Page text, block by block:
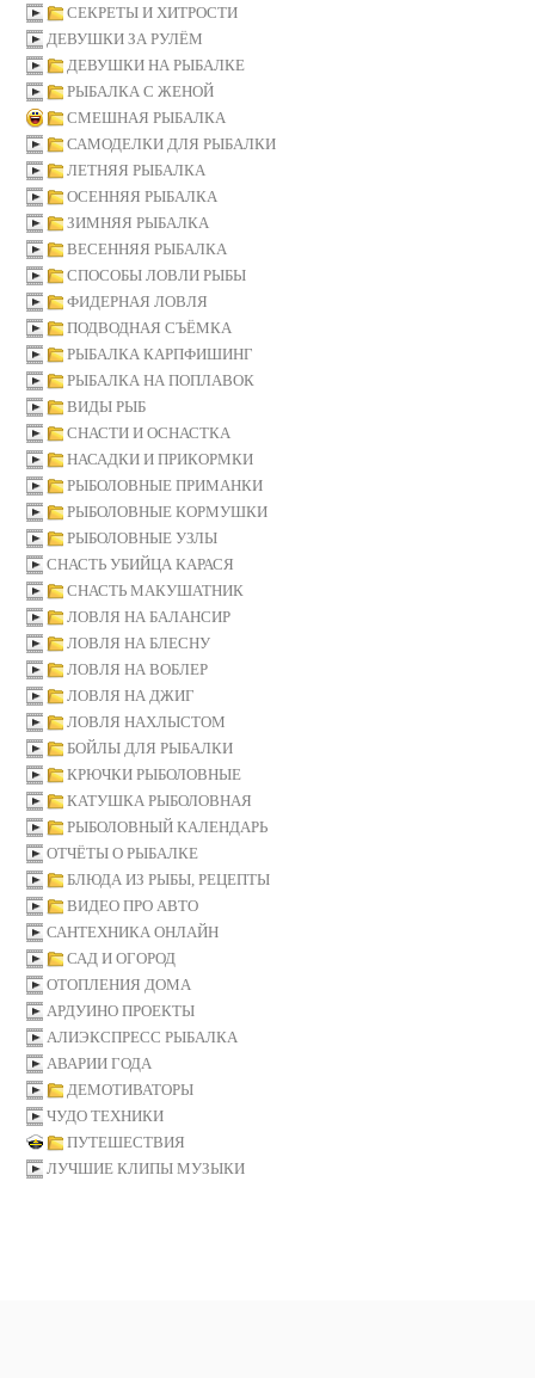
СЕКРЕТЫ И ХИТРОСТИ
ДЕВУШКИ ЗА РУЛЁМ
ДЕВУШКИ НА РЫБАЛКЕ
РЫБАЛКА С ЖЕНОЙ
СМЕШНАЯ РЫБАЛКА
САМОДЕЛКИ ДЛЯ РЫБАЛКИ
ЛЕТНЯЯ РЫБАЛКА
ОСЕННЯЯ РЫБАЛКА
ЗИМНЯЯ РЫБАЛКА
ВЕСЕННЯЯ РЫБАЛКА
СПОСОБЫ ЛОВЛИ РЫБЫ
ФИДЕРНАЯ ЛОВЛЯ
ПОДВОДНАЯ СЪЁМКА
РЫБАЛКА КАРПФИШИНГ
РЫБАЛКА НА ПОПЛАВОК
ВИДЫ РЫБ
СНАСТИ И ОСНАСТКА
НАСАДКИ И ПРИКОРМКИ
РЫБОЛОВНЫЕ ПРИМАНКИ
РЫБОЛОВНЫЕ КОРМУШКИ
РЫБОЛОВНЫЕ УЗЛЫ
СНАСТЬ УБИЙЦА КАРАСЯ
СНАСТЬ МАКУШАТНИК
ЛОВЛЯ НА БАЛАНСИР
ЛОВЛЯ НА БЛЕСНУ
ЛОВЛЯ НА ВОБЛЕР
ЛОВЛЯ НА ДЖИГ
ЛОВЛЯ НАХЛЫСТОМ
БОЙЛЫ ДЛЯ РЫБАЛКИ
КРЮЧКИ РЫБОЛОВНЫЕ
КАТУШКА РЫБОЛОВНАЯ
РЫБОЛОВНЫЙ КАЛЕНДАРЬ
ОТЧЁТЫ О РЫБАЛКЕ
БЛЮДА ИЗ РЫБЫ, РЕЦЕПТЫ
ВИДЕО ПРО АВТО
САНТЕХНИКА ОНЛАЙН
САД И ОГОРОД
ОТОПЛЕНИЯ ДОМА
АРДУИНО ПРОЕКТЫ
АЛИЭКСПРЕСС РЫБАЛКА
АВАРИИ ГОДА
ДЕМОТИВАТОРЫ
ЧУДО ТЕХНИКИ
ПУТЕШЕСТВИЯ
ЛУЧШИЕ КЛИПЫ МУЗЫКИ